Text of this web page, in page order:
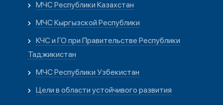
МЧС Республики Казахстан
МЧС Кыргызской Республики
КЧС и ГО при Правительстве Республики
Таджикистан
МЧС Республики Узбекистан
Цели в области устойчивого развития